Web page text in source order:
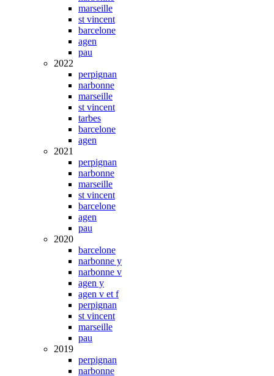
marseille
st vincent
barcelone
agen
pau
2022
perpignan
narbonne
marseille
st vincent
tarbes
barcelone
agen
2021
perpignan
narbonne
marseille
st vincent
barcelone
agen
pau
2020
barcelone
narbonne y
narbonne v
agen y
agen v et f
perpignan
st vincent
marseille
pau
2019
perpignan
narbonne